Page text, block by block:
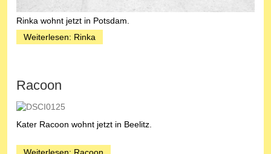
Rinka wohnt jetzt in Potsdam.
Weiterlesen: Rinka
Racoon
Kater Racoon wohnt jetzt in Beelitz.
Weiterlesen: Racoon